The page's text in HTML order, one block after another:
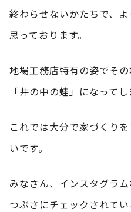
終わらせないかたちで、
思っております。
地場工務店特有の姿でそ
「井の中の蛙」になってし
これでは大分で家づくり
いです。
みなさん、インスタグラ
つぶさにチェックされてい